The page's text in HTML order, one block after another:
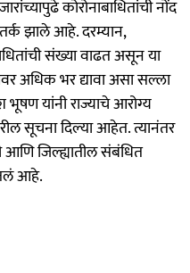
कोरोनाबाधितांची नोंद
झाले आहे. दरम्यान,
संख्या वाढत असून या
अधिक भर द्यावा असा सल्ला
यांनी राज्याचे आरोग्य
सूचना दिल्या आहेत. त्यानंतर
आणि जिल्ह्यातील संबंधित
आहे.